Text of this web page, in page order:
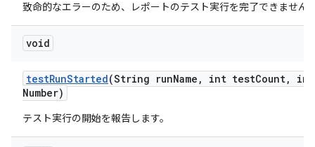
致命的なエラーのため、レポートのテスト実行を完了できません
void
testRunStarted(String runName , int testCount,
int
Number)
テスト実行の開始を報告します。